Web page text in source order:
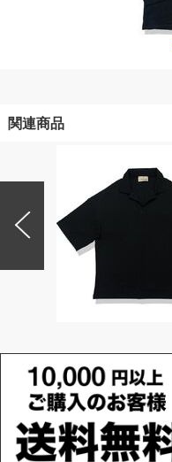
関連商品